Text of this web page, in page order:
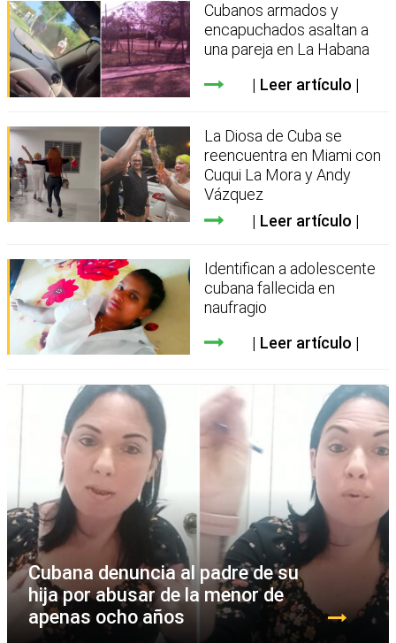
Cubanos armados y
encapuchados asaltan a
una pareja en La Habana
Leer artículo
La Diosa de Cuba se
reencuentra en Miami con
Cuqui La Mora y Andy
Vázquez
Leer artículo
Identifican a adolescente
cubana fallecida en
naufragio
Leer artículo
Cubana denuncia al padre de su
hija por abusar de la menor de
apenas ocho años